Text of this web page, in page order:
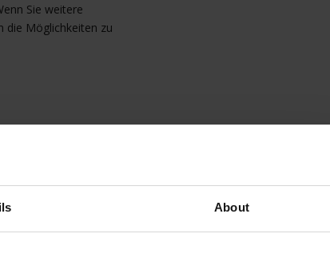
About
Sie weitere
die Möglichkeiten zu